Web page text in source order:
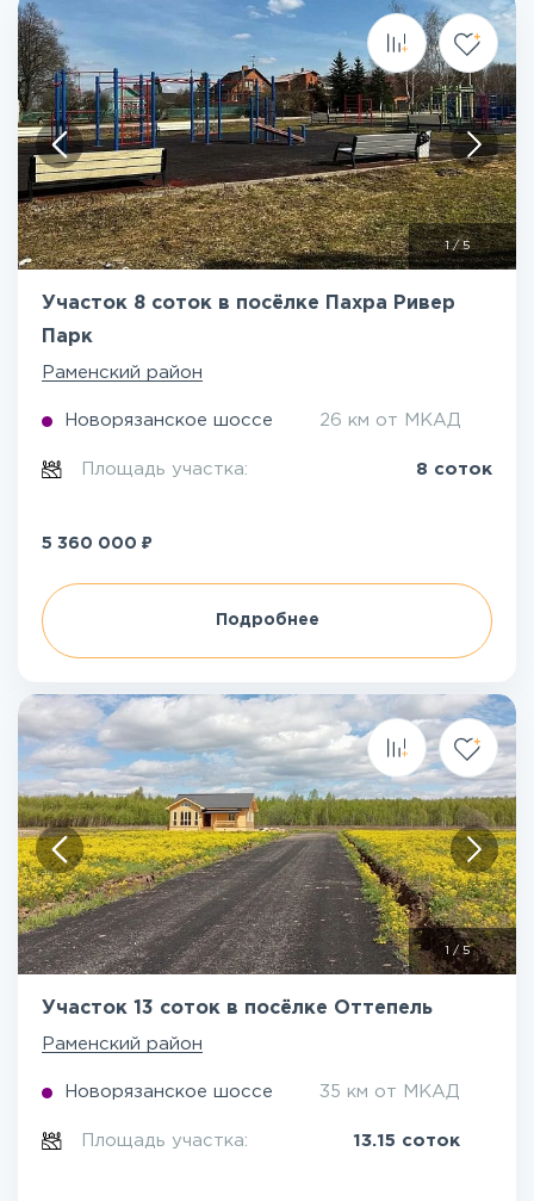
1/5
Участок 8 соток в посёлке Пахра Ривер
Парк
Раменский район
Новорязанское шоссе 26 км от МКАД
Площадь участка: 8 соток
5 360 000 ₽
Подробнее
/ 5
Участок 13 соток в посёлке Оттепель
Раменский район
Новорязанское шоссе 35 км от МКАД
Площадь участка: 13.15 соток